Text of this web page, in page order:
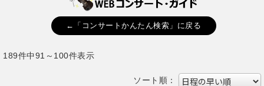
←「コンサートかんたん検索」に戻る
189件中91～100件表示
ソート順：